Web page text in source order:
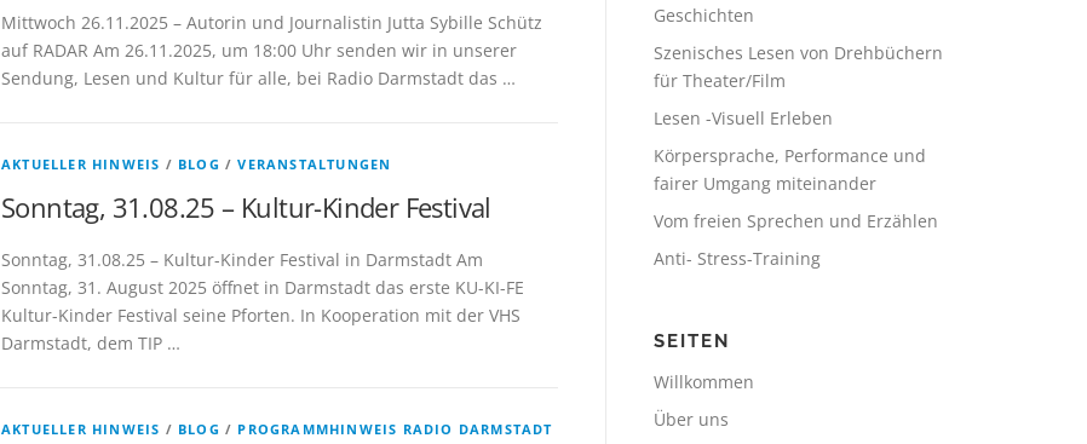
Mittwoch 26.11.2025 – Autorin und Journalistin Jutta Sybille Schütz
auf RADAR Am 26.11.2025, um 18:00 Uhr senden wir in unserer
Sendung, Lesen und Kultur für alle, bei Radio Darmstadt das …
AKTUELLER HINWEIS / BLOG /VERANSTALTUNGEN
Sonntag, 31.08.25 – Kultur-Kinder Festival
Sonntag, 31.08.25 – Kultur-Kinder Festival in Darmstadt Am
Sonntag, 31. August 2025 öffnet in Darmstadt das erste KU-KI-FE
Kultur-Kinder Festival seine Pforten. In Kooperation mit der VHS
Darmstadt, dem TIP …
AKTUELLER HINWEIS / BLOG / PROGRAMMHINWEIS RADIO DARMSTADT
Geschichten
Szenisches Lesen von Drehbüchern
für Theater/Film
Lesen -Visuell Erleben
Körpersprache, Performance und
fairer Umgang miteinander
Vom freien Sprechen und Erzählen
Anti- Stress-Training
SEITEN
Willkommen
Über uns